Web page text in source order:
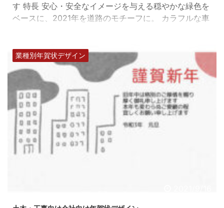
す 特長 安心・安全なイメージを与える穏やかな緑色を
ベースに、2021年を道路のモチーフに。 カラフルな車
車・バイク・自転車 デザイン シンプル、モダン、ポッ
プ 印刷業者 スピード年賀状製作所 >> タイトル 木版
画風可愛い車イラスト ...
業種別年賀状デザイン